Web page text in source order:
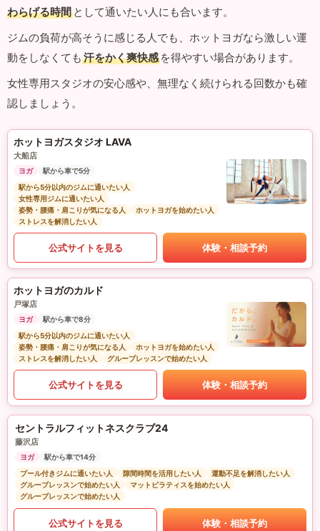
わらげる時間 として通いたい人にも合います。
ジムの負荷が高そうに感じる人でも、ホットヨガなら激しい運
動をしなくても 汗をかく爽快感 を得やすい場合があります。
女性専用スタジオの安心感や、無理なく続けられる回数かも確
認しましょう。
ホットヨガスタジオ LAVA
大船店
ヨガ
駅から車で5分
駅から5分以内のジムに通いたい人
女性専用ジムに通いたい人
姿勢・腰痛・肩こりが気になる人
ホットヨガを始めたい人
ストレスを解消したい人
公式サイトを見る 体験・相談予約
ホットヨガのカルド
戸塚店
ヨガ
駅から車で8分
駅から5分以内のジムに通いたい人
姿勢・腰痛・肩こりが気になる人
ホットヨガを始めたい人
ストレスを解消したい人
グループレッスンで始めたい人
公式サイトを見る 体験・相談予約
セントラルフィットネスクラブ24
藤沢店
ヨガ
駅から車で14分
プール付きジムに通いたい人
隙間時間を活用したい人
運動不足を解消したい人
グループレッスンで始めたい人
マットピラティスを始めたい人
グループレッスンで始めたい人
公式サイトを見る 体験・相談予約